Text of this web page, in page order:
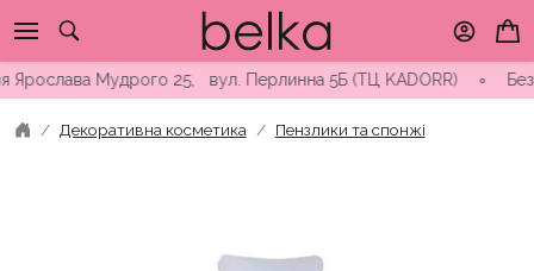
to
content Мудрого 25, вул. Перлинна 5Б (ТЦ KADORR) ∘
Декоративна косметика Пензлики та спонжі